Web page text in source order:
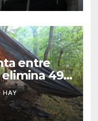
entre
elimina 498
en
HAY